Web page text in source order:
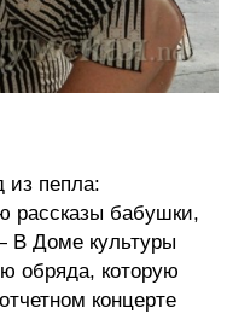
из пепла:
рассказы бабушки,
В Доме культуры
обряда, которую
концерте